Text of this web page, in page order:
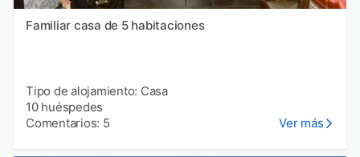
Familiar casa de 5 habitaciones
Tipo de alojamiento: Casa
10 huéspedes
Comentarios: 5
Ver más